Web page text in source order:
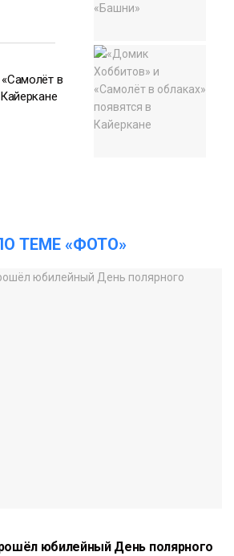
в
ТЕМЕ «ФОТО»
юбилейный День полярного